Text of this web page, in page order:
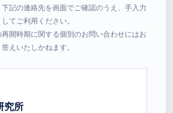
記の連絡先を画面でご確認のうえ、手入力
してご利用ください。
開時期に関する個別のお問い合わせにはお
答えいたしかねます。
究所